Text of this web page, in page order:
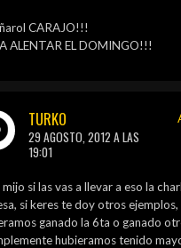
CARAJO!!!
ALENTAR EL DOMINGO!!!
TURKO
29 AGOSTO, 2012 A LAS
19:01
mijo si las vas a llevar a eso la
si keres te doy otros ejemplos,
ganado la 6ta o ganado
hubieramos tenido